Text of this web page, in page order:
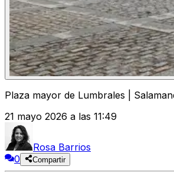
Plaza mayor de Lumbrales |
21 mayo 2026 a las 11:49
Rosa Barrios
0
Compartir